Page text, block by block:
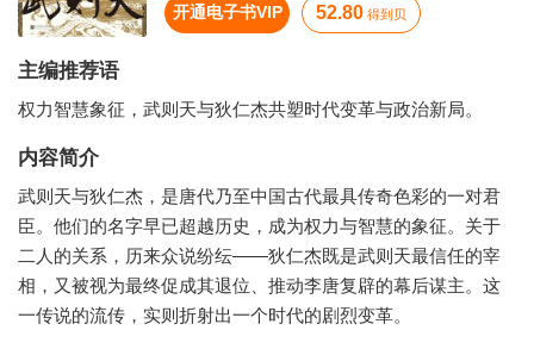
开通电子书VIP 52.80 得到贝
主编推荐语
权力智慧象征，武则天与狄仁杰共塑时代变革与政治新局。
内容简介
武则天与狄仁杰，是唐代乃至中国古代最具传奇色彩的一对君
臣。他们的名字早已超越历史，成为权力与智慧的象征。关于
二人的关系，历来众说纷纭——狄仁杰既是武则天最信任的宰
相，又被视为最终促成其退位、推动李唐复辟的幕后谋主。这
一传说的流传，实则折射出一个时代的剧烈变革。